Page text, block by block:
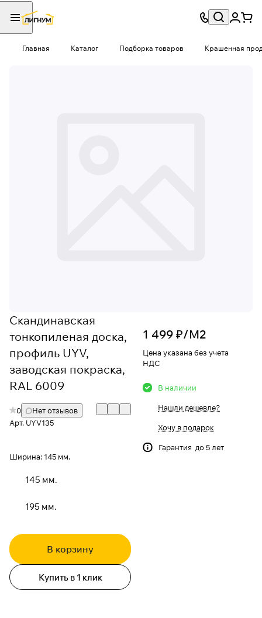
Главная Каталог Подборка товаров Крашенная
Скандинавская
тонкопиленая доска,
профиль UYV,
заводская покраска,
RAL 6009
0
Нет отзывов
Арт. UYV135
Ширина: 145 мм.
145 мм.
195 мм.
В корзину
Купить в 1 клик
1 499 ₽/М2
Цена указана без учета
НДС
В наличии
Нашли дешевле?
Хочу в подарок
Гарантия до 5 лет